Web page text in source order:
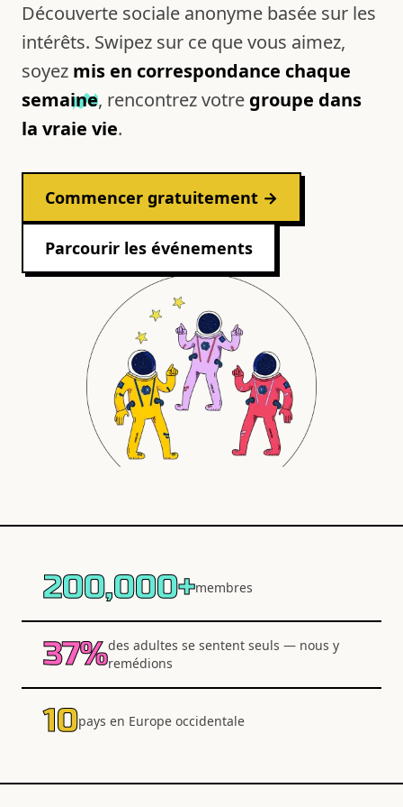
Découverte sociale anonyme basée sur les
intérêts. Swipez sur ce que vous aimez,
soyez mis en correspondance chaque
semaine, rencontrez votre groupe dans
la vraie vie.
Commencer gratuitement →
Parcourir les événements
200,000+membres
37%des adultes se sentent seuls — nous y
remédions
10pays en Europe occidentale